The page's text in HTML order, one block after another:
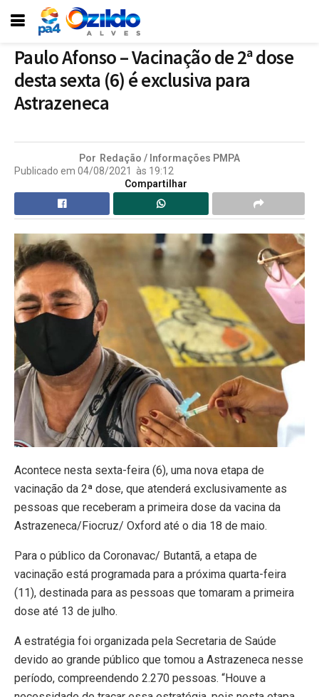
Paulo Afonso – Vacinação de 2ª dose
desta sexta (6) é exclusiva para
Astrazeneca
Por Redação / Informações PMPA
Publicado em 04/08/2021 às 19:12
Compartilhar
Acontece nesta sexta-feira (6), uma nova etapa de
vacinação da 2ª dose, que atenderá exclusivamente as
pessoas que receberam a primeira dose da vacina da
Astrazeneca/Fiocruz/ Oxford até o dia 18 de maio.
Para o público da Coronavac/ Butantã, a etapa de
vacinação está programada para a próxima quarta-feira
(11), destinada para as pessoas que tomaram a primeira
dose até 13 de julho.
A estratégia foi organizada pela Secretaria de Saúde
devido ao grande público que tomou a Astrazeneca nesse
período, compreendendo 2.270 pessoas. “Houve a